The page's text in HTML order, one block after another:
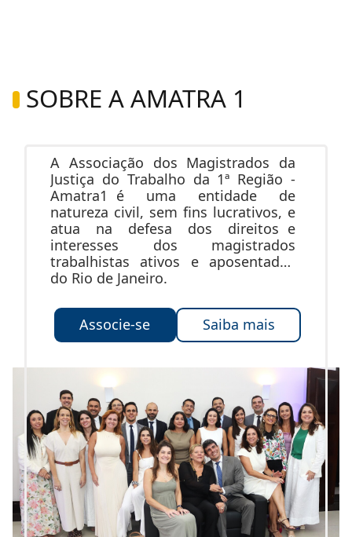
SOBRE A AMATRA 1
A Associação dos Magistrados da
Justiça do Trabalho da 1ª Região -
Amatra1 é uma entidade de
natureza civil, sem fins lucrativos, e
atua na defesa dos direitos e
interesses dos magistrados
trabalhistas ativos e aposentados
do Rio de Janeiro.
Associe-se Saiba mais